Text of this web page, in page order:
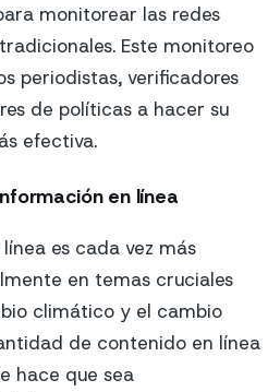
monitorear las redes
Este monitoreo
periodistas, verificadores
de políticas a hacer su
efectiva.
en línea
es cada vez más
en temas cruciales
climático y el cambio
de contenido en línea
hace que sea